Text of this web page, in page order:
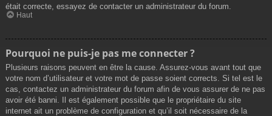
était correcte, essayez de contacter un administrateur du forum.
Haut
Pourquoi ne puis-je pas me connecter ?
Plusieurs raisons peuvent en être la cause. Assurez-vous avant tout que
votre nom d’utilisateur et votre mot de passe soient corrects. Si tel est le
cas, contactez un administrateur du forum afin de vous assurer de ne pas
avoir été banni. Il est également possible que le propriétaire du site
internet ait un problème de configuration et qu’il soit nécessaire de la